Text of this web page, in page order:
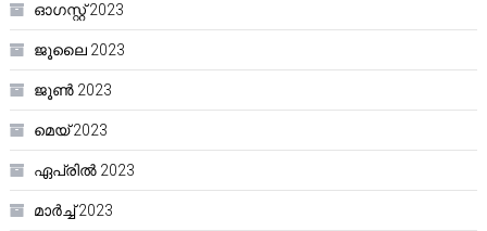
ഓഗസ്റ്റ്‌ 2023
ജൂലൈ 2023
ജൂൺ 2023
മെയ്‌ 2023
ഏപ്രിൽ 2023
മാർച്ച്‌ 2023